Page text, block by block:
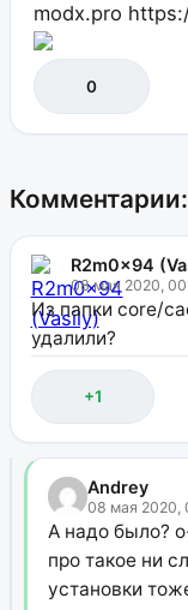
modx.pro
0
Комментарии:
R2m0x94
08 мая 2020,
Из папки core/
удалили?
+1
Andrey
08 мая 2020,
А надо было?
про такое ни
установки